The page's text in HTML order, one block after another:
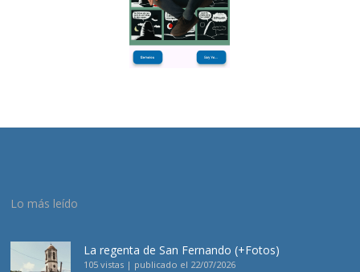
Lo más leído
La regenta de San Fernando (+Fotos)
105 vistas | publicado el 22/07/2026